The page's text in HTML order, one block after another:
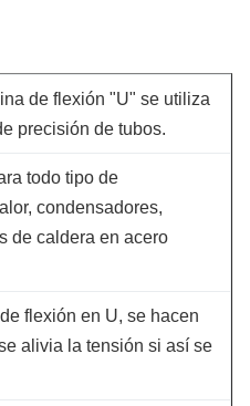
de flexión "U" se utiliza
precisión de tubos.
todo tipo de
condensadores,
de caldera en acero
flexión en U, se hacen
alivia la tensión si así se